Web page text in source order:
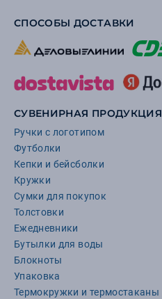
СПОСОБЫ ДОСТАВКИ
СУВЕНИРНАЯ ПРОДУКЦИЯ
Ручки с логотипом
Футболки
Кепки и бейсболки
Кружки
Сумки для покупок
Толстовки
Ежедневники
Бутылки для воды
Блокноты
Упаковка
Термокружки и термостаканы